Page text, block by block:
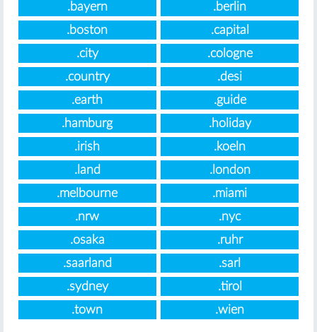
.bayern
.berlin
.boston
.capital
.city
.cologne
.country
.desi
.earth
.guide
.hamburg
.holiday
.irish
.koeln
.land
.london
.melbourne
.miami
.nrw
.nyc
.osaka
.ruhr
.saarland
.sarl
.sydney
.tirol
.town
.wien